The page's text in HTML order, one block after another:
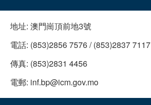
地址: 澳門崗頂前地3號
電話: (853)2856 7576 / (853)2837 7117
傳真: (853)2831 4456
電郵: inf.bp@icm.gov.mo